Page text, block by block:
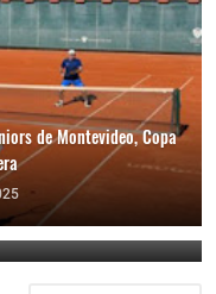
de Montevideo, Copa
de Punta del Este